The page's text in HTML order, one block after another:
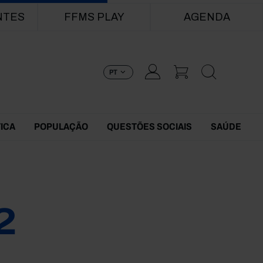
FFMS PLAY AGENDA
PT
POPULAÇÃO QUESTÕES SOCIAIS SAÚDE